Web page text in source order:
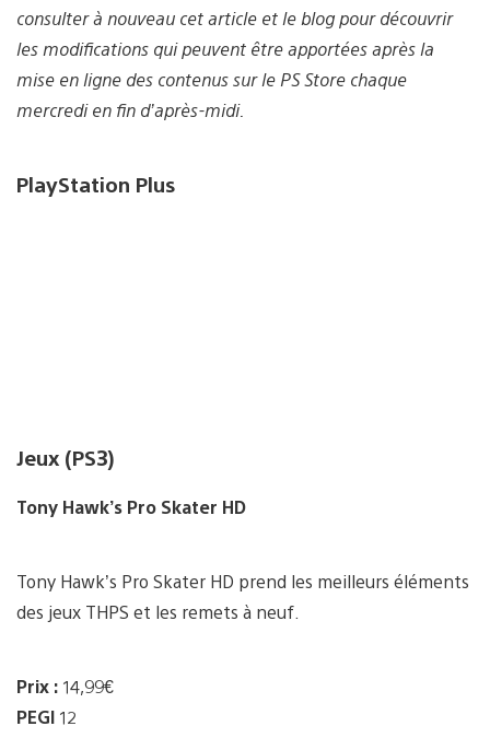
consulter à nouveau cet article et le blog pour découvrir
les modifications qui peuvent être apportées après la
mise en ligne des contenus sur le PS Store chaque
mercredi en fin d’après-midi.
PlayStation Plus
Jeux (PS3)
Tony Hawk’s Pro Skater HD
Tony Hawk’s Pro Skater HD prend les meilleurs éléments
des jeux THPS et les remets à neuf.
Prix : 14,99€
PEGI 12